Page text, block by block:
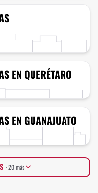
EN QUERÉTARO
EN GUANAJUATO
· 20 más